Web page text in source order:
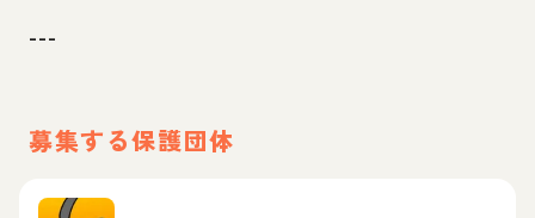
---
募集する保護団体